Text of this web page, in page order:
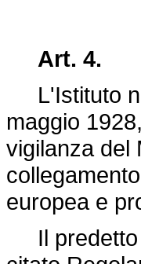
Art. 4.
L'Istituto
maggio
vigilanza del
europea e
Il predetto